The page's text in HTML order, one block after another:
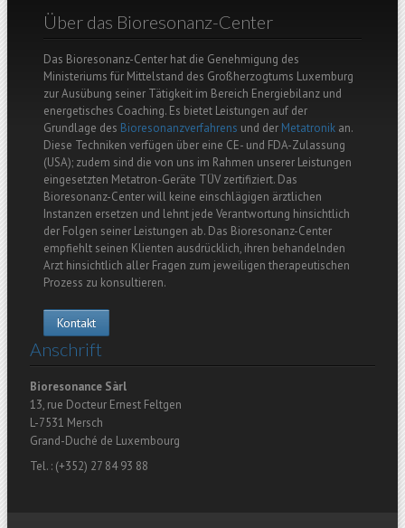
Über das Bioresonanz-Center
Das Bioresonanz-Center hat die Genehmigung des
Ministeriums für Mittelstand des Großherzogtums Luxemburg
zur Ausübung seiner Tätigkeit im Bereich Energiebilanz und
energetisches Coaching. Es bietet Leistungen auf der
Grundlage des Bioresonanzverfahrens und der Metatronik an.
Diese Techniken verfügen über eine CE- und FDA-Zulassung
(USA); zudem sind die von uns im Rahmen unserer Leistungen
eingesetzten Metatron-Geräte TÜV zertifiziert. Das
Bioresonanz-Center will keine einschlägigen ärztlichen
Instanzen ersetzen und lehnt jede Verantwortung hinsichtlich
der Folgen seiner Leistungen ab. Das Bioresonanz-Center
empfiehlt seinen Klienten ausdrücklich, ihren behandelnden
Arzt hinsichtlich aller Fragen zum jeweiligen therapeutischen
Prozess zu konsultieren.
Kontakt
Anschrift
Bioresonance Sàrl
13, rue Docteur Ernest Feltgen
L-7531 Mersch
Grand-Duché de Luxembourg
Tel. : (+352) 27 84 93 88